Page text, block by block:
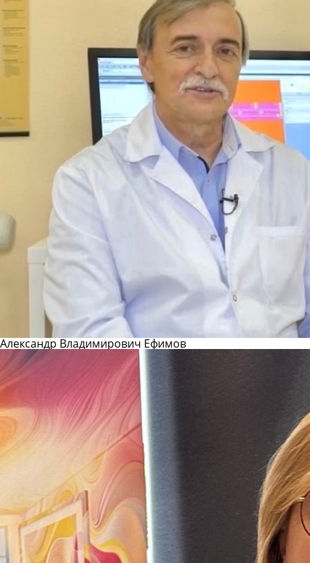
Александр Владимирович Ефимов